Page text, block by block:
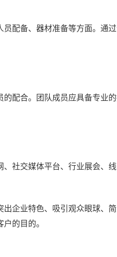
配备、器材准备等方面。通
配合。团队成员应具备专业的
社交媒体平台、行业展会、
企业特色、吸引观众眼球、
的目的。